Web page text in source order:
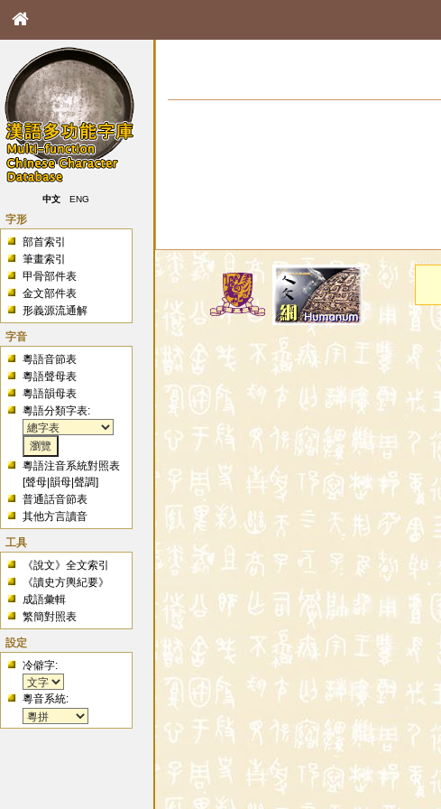
中文 ENG
字形
部首索引
筆畫索引
甲骨部件表
金文部件表
形義源流通解
字音
粵語音節表
粵語聲母表
粵語韻母表
粵語分類字表:
粵語注音系統對照表
[聲母 |韻母 |聲調]
普通話音節表
其他方言讀音
工具
《說文》全文索引
《讀史方輿紀要》
成語彙輯
繁簡對照表
設定
冷僻字:
粵音系統: